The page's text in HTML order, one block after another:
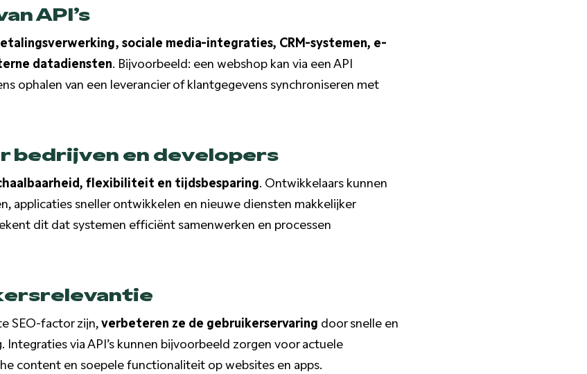
API’s
sociale media-integraties, CRM-systemen, e-
datadiensten. Bijvoorbeeld: een webshop kan via een API
ophalen van een leverancier of klantgegevens synchroniseren met
bedrijven en developers
flexibiliteit en tijdsbesparing. Ontwikkelaars kunnen
applicaties sneller ontwikkelen en nieuwe diensten makkelijker
dit dat systemen efficiënt samenwerken en processen
SEO-factor zijn,verbeteren ze de gebruikerservaring door snelle en
via API’s kunnen bijvoorbeeld zorgen voor actuele
content en soepele functionaliteit op websites en apps.